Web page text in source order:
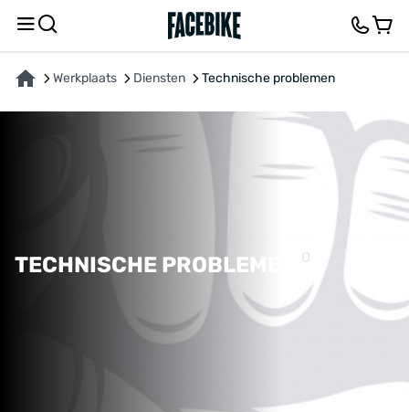
Werkplaats Diensten Technische problemen
TECHNISCHE PROBLEMEN